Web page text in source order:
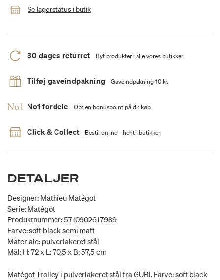
Se lagerstatus i butik
30 dages returret Byt produkter i alle vores butikker
Tilføj gaveindpakning Gaveindpakning 10 kr.
No1 fordele Optjen bonuspoint på dit køb
Click & Collect Bestil online - hent i butikken
DETALJER
Designer: Mathieu Matégot
Serie: Matégot
Produktnummer: 5710902617989
Farve: soft black semi matt
Materiale: pulverlakeret stål
Mål: H: 72 x L: 70,5 x B: 57,5 cm
Matégot Trolley i pulverlakeret stål fra GUBI. Farve: soft black